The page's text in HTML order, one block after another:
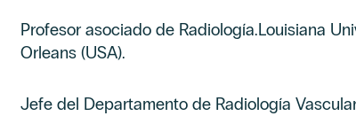
Profesor asociado de Radiología.Louisiana
Orleans (USA).
Jefe del Departamento de Radiología